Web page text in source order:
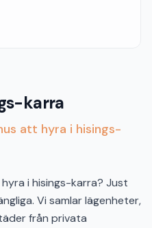
karra
att hyra i hisings-
i hisings-karra? Just
Vi samlar lägenheter,
från privata